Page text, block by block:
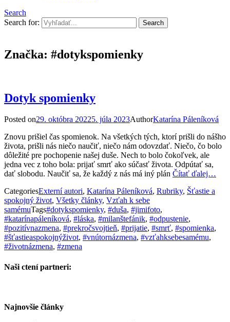
Search
Search for:
Značka: #dotykspomienky
Dotyk spomienky
Posted on29. októbra 20225. júla 2023AuthorKatarína Páleníková
Znovu prišiel čas spomienok. Na všetkých tých, ktorí prišli do nášho
života, prišli nás niečo naučiť, niečo nám odovzdať. Niečo, čo bolo
dôležité pre pochopenie našej duše. Nech to bolo čokoľvek, ale
jedna vec z toho bola: prijať smrť ako súčasť života. Odpútať sa,
dať slobodu. Naučiť sa, že každý z nás má iný plán Čítať ďalej…
CategoriesExterní autori, Katarína Páleníková, Rubriky, Šťastie a
spokojný život, Všetky články, Vzťah k sebe
samémuTags#dotykspomienky, #duša, #jimifoto,
#katarínapáleníková, #láska, #milanštefánik, #odpustenie,
#pozitívnazmena, #prekročsvojtieň, #prijatie, #smrť, #spomienka,
#šťastieaspokojnýživot, #vnútornázmena, #vzťahksebesamému,
#životnázmena, #zmena
Naši ctení partneri:
Najnovšie články